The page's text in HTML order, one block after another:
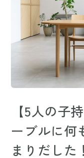
【5人の子
ーブルに何
まりだした！